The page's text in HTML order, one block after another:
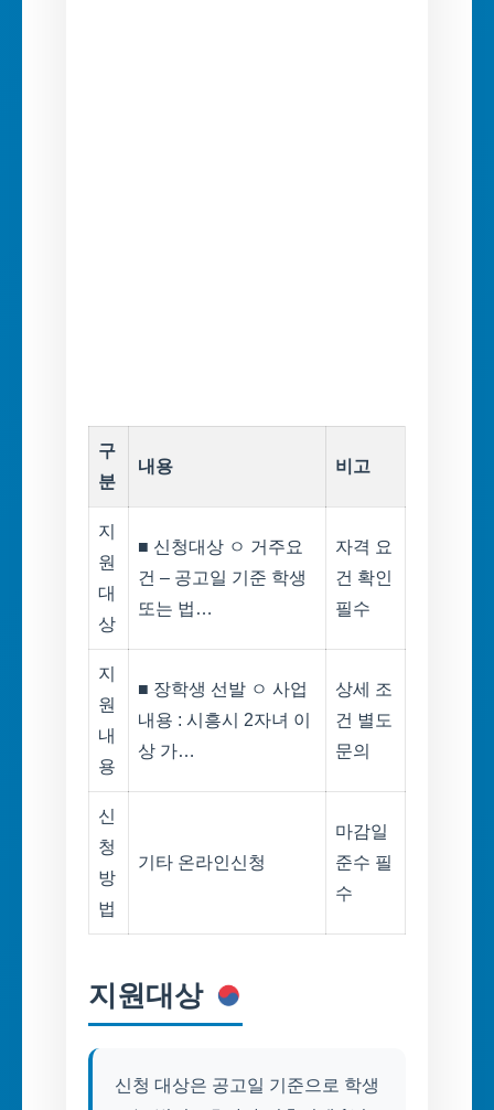
구
분
내용 비고
지
원
대
상
■ 신청대상 ㅇ 거주요
건 – 공고일 기준 학생
또는 법…
자격 요
건 확인
필수
지
원
내
용
■ 장학생 선발 ㅇ 사업
내용 : 시흥시 2자녀 이
상 가…
상세 조
건 별도
문의
신
청
방
법
기타 온라인신청
마감일
준수 필
수
지원대상
신청 대상은 공고일 기준으로 학생